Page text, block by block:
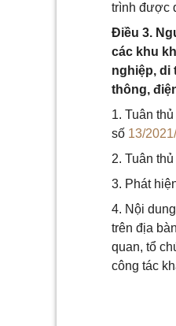
trình được
Điều 3.
các khu
nghiệp, di
thông,
1. Tuân
số 13/
2. Tuân
3. Phát
4. Nội
trên địa
quan, tổ
công tác